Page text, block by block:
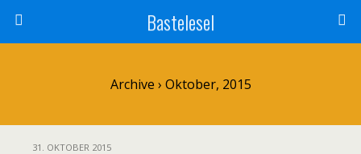
Bastelesel
Archive › Oktober, 2015
31. OKTOBER 2015